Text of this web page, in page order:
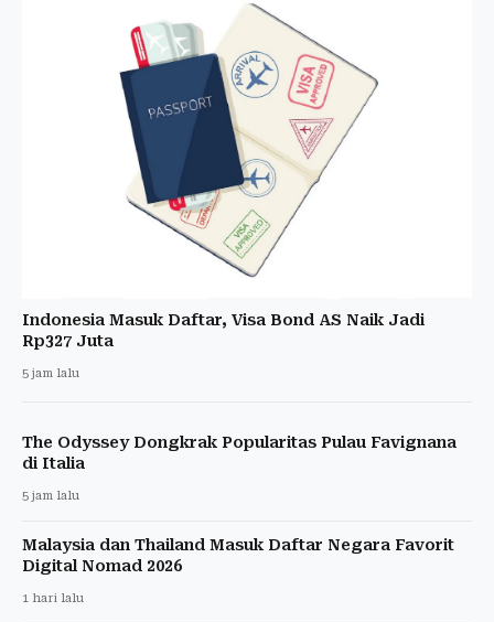
Indonesia Masuk Daftar, Visa Bond AS Naik Jadi
Rp327 Juta
5 jam lalu
The Odyssey Dongkrak Popularitas Pulau Favignana
di Italia
5 jam lalu
Malaysia dan Thailand Masuk Daftar Negara Favorit
Digital Nomad 2026
1 hari lalu